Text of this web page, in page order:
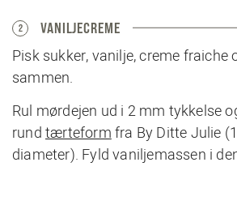
2 VANILJECREME
Pisk sukker, vanilje, creme
sammen.
Rul mørdejen ud i 2 mm tykkelse
rund tærteform fra By Ditte Julie
diameter). Fyld vaniljemassen i